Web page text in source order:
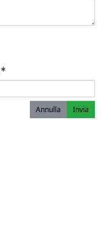
Annulla Invia